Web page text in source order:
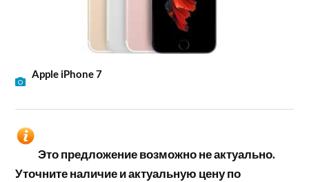
Apple iPhone 7
Это предложение возможно не актуально.
Уточните наличие и актуальную цену по